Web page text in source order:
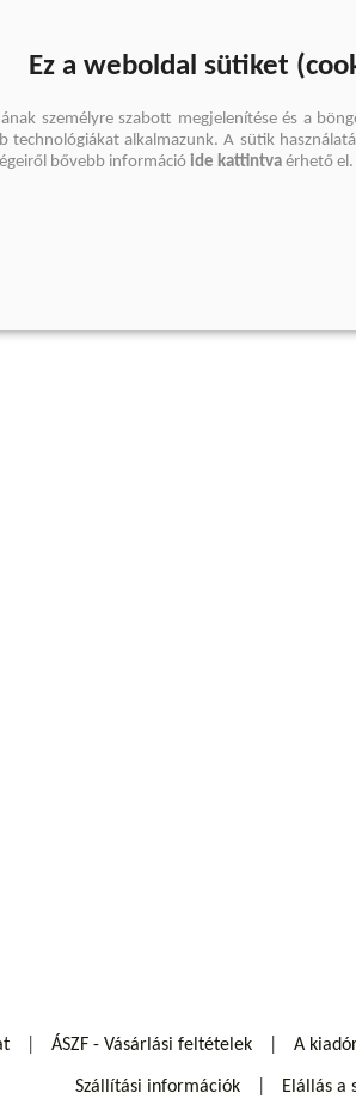
ÁSZF - Vásárlási feltételek A
Szállítási információk Elállás a
Ez a weboldal sütiket
személyre szabott megjelenítése és a
technológiákat alkalmazunk. A sütik
bővebb információide kattintva érhető el.